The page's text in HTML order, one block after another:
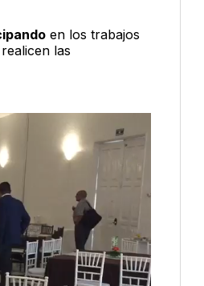
en los trabajos
las